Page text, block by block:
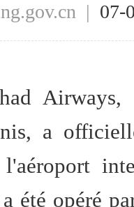
| 07-
Airways,
a
été opéré